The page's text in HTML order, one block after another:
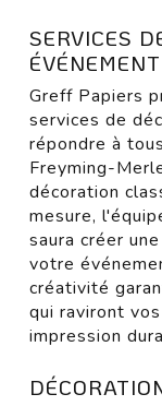
SERVICES
Greff Papiers
services de
répondre à
Freyming-
décoration
mesure,
saura créer
votre
créativité
qui raviront
impression